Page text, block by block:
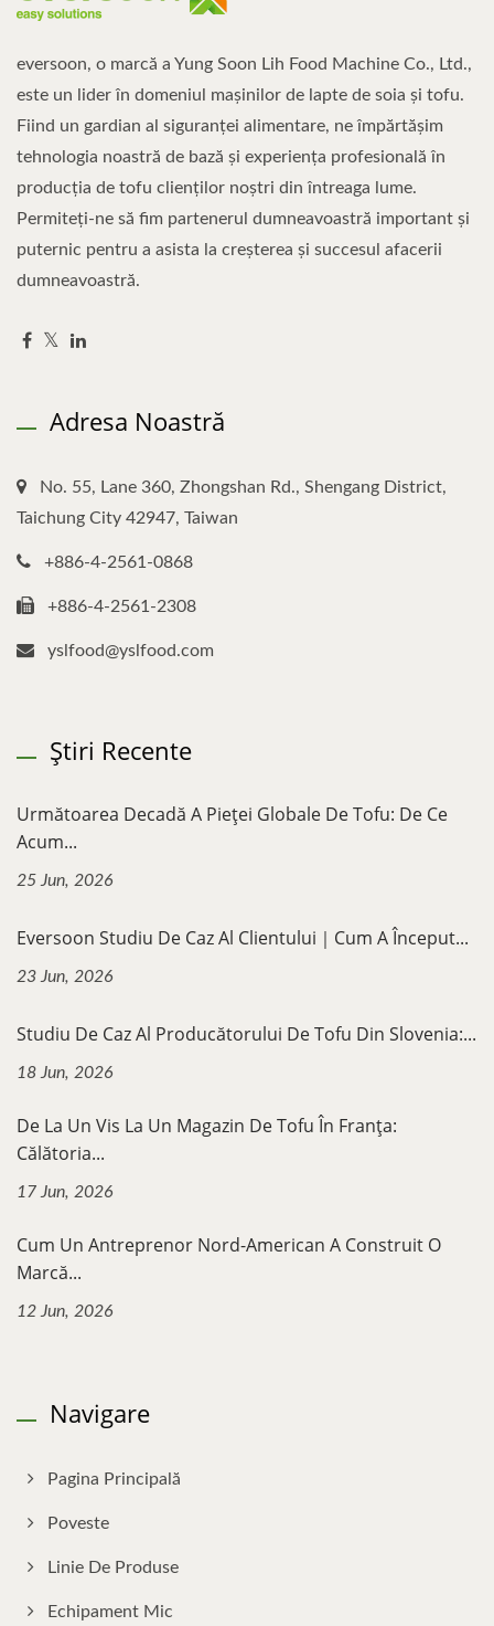
eversoon, o marcă a Yung Soon Lih Food Machine Co., Ltd.,
este un lider în domeniul mașinilor de lapte de soia și tofu.
Fiind un gardian al siguranței alimentare, ne împărtășim
tehnologia noastră de bază și experiența profesională în
producția de tofu clienților noștri din întreaga lume.
Permiteți-ne să fim partenerul dumneavoastră important și
puternic pentru a asista la creșterea și succesul afacerii
dumneavoastră.
Adresa Noastră
No. 55, Lane 360, Zhongshan Rd., Shengang District,
Taichung City 42947, Taiwan
+886-4-2561-0868
+886-4-2561-2308
yslfood@yslfood.com
Știri Recente
Următoarea Decadă A Pieței Globale De Tofu: De Ce
Acum...
25 Jun, 2026
Eversoon Studiu De Caz Al Clientului｜Cum A Început...
23 Jun, 2026
Studiu De Caz Al Producătorului De Tofu Din Slovenia:...
18 Jun, 2026
De La Un Vis La Un Magazin De Tofu În Franța:
Călătoria...
17 Jun, 2026
Cum Un Antreprenor Nord-American A Construit O
Marcă...
12 Jun, 2026
Navigare
Pagina Principală
Poveste
Linie De Produse
Echipament Mic